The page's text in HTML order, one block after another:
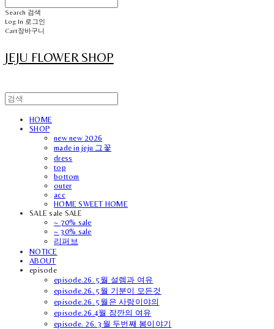
Search 검색
Log In 로그인
Cart장바구니
JEJU FLOWER SHOP
HOME
SHOP
new new 2026
made in jeju 그꽃
dress
top
bottom
outer
acc
HOME SWEET HOME
SALE sale SALE
~ 70% sale
~ 30% sale
리퍼브
NOTICE
ABOUT
episode
episode.26. 5월 설렘과 여유
episode.26. 5월 기분이 모든것
episode.26. 5월은 사랑이야의
episode.26.4월 잠깐의 여유
episode. 26. 3월 두번째 봄이야기